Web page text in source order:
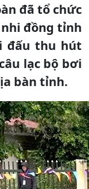
đã tổ chức
đồng tỉnh
đấu thu hút
lạc bộ bơi
bàn tỉnh.